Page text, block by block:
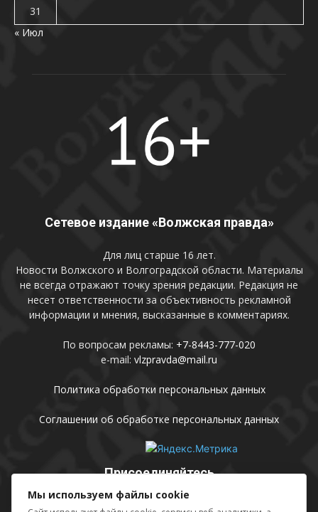
31
« Июл
Сетевое издание «Волжская правда»
Для лиц старше 16 лет.
Новости Волжского и Волгоградской области. Материалы
не всегда отражают точку зрения редакции. Редакция не
несет ответственности за объективность рекламной
информации и мнения, высказанные в комментариях.
По вопросам рекламы: +7-8443-777-020
e-mail: vlzpravda@mail.ru
Политика обработки персональных данных
Соглашении об обработке персональных данных
Присоединяйтесь
Мы используем файлы cookie